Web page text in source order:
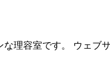
理容室です。 ウェブ